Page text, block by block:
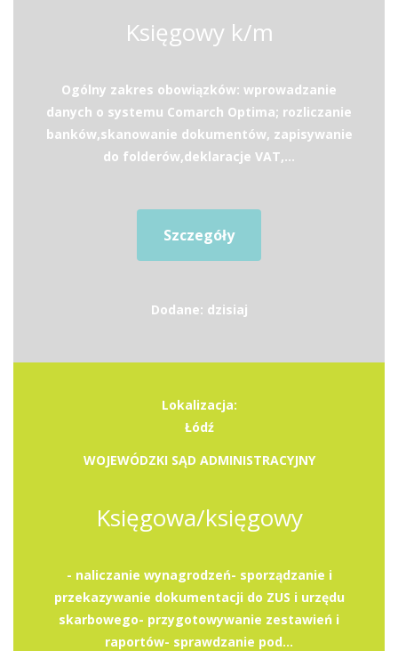
Księgowy k/m
Ogólny zakres obowiązków: wprowadzanie
danych o systemu Comarch Optima; rozliczanie
banków,skanowanie dokumentów, zapisywanie
do folderów,deklaracje VAT,...
Szczegóły
Dodane: dzisiaj
Lokalizacja:
Łódź
WOJEWÓDZKI SĄD ADMINISTRACYJNY
Księgowa/księgowy
- naliczanie wynagrodzeń- sporządzanie i
przekazywanie dokumentacji do ZUS i urzędu
skarbowego- przygotowywanie zestawień i
raportów- sprawdzanie pod...